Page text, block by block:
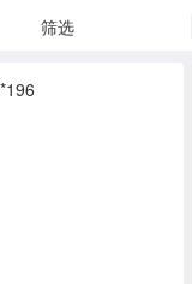
筛选